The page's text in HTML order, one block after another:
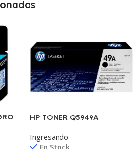
HP TONER Q5949A
COPIAS
Ingresando
En Stock